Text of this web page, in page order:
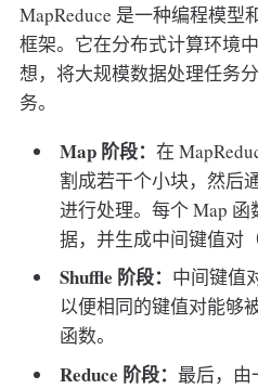
MapReduce 是一种编程模型
框架。它在分布式计算环境
想，将大规模数据处理任务
务。
Map 阶段：在
割成若干个小块，然后
进行处理。每个 Map
据，并生成中间键值对
Shuffle 阶段： 中间键值
以便相同的键值对能够
函数。
Reduce 阶段：最后，由